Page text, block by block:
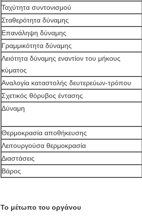
Ταχύτητα συντονισμού
Σταθερότητα δύναμης
Επανάληψη δύναμης
Γραμμικότητα δύναμης
Λειότητα δύναμης εναντίον του μήκους
κύματος
Αναλογία καταστολής δευτερεύων-τρόπου
Σχετικός θόρυβος έντασης
Δύναμη
Θερμοκρασία αποθήκευσης
Λειτουργούσα θερμοκρασία
Διαστάσεις
Βάρος
Το μέτωπο του οργάνου